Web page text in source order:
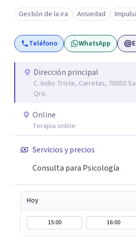
fortalecer tu autoestima. . Comprender por qué repites
ciertos patrones o emociones. Puedes superar lo que te
preocupa y lograr tus objetivos
imaginas. Contáctame por
Gestión de la ira Ansiedad
Teléfono WhatsApp
Dirección principal
C. Indio Triste, Carretas, 76050
Qro.
Online
Terapia online
Servicios y precios
Consulta para Psicología
Hoy
15:00 16:00